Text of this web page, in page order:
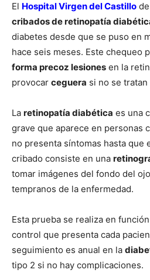
El Hospital Virgen del Castillo
cribados de retinopatía
diabetes desde que se puso en
hace seis meses. Este chequeo
forma precoz lesiones en la
provocar ceguera si no se tratan
La retinopatía diabética es una
grave que aparece en personas
no presenta síntomas hasta que
cribado consiste en una
tomar imágenes del fondo del
tempranos de la enfermedad.
Esta prueba se realiza en
control que presenta cada
seguimiento es anual en la
tipo 2 si no hay complicaciones.